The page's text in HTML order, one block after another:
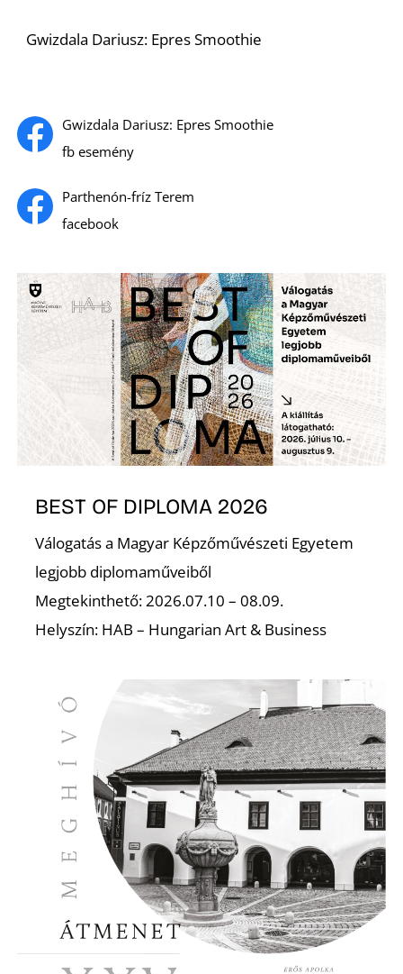
Gwizdala Dariusz: Epres Smoothie
Gwizdala Dariusz: Epres Smoothie
fb esemény
Parthenón-fríz Terem
facebook
BEST OF DIPLOMA 2026
Válogatás a Magyar Képzőművészeti Egyetem
legjobb diplomaműveiből
Megtekinthető: 2026.07.10 – 08.09.
Helyszín: HAB – Hungarian Art & Business